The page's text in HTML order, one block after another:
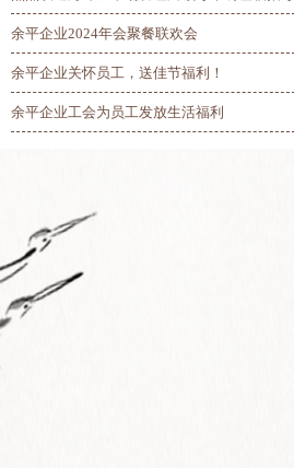
余平企业2024年会聚餐联欢会
余平企业关怀员工，送佳节福利！
余平企业工会为员工发放生活福利